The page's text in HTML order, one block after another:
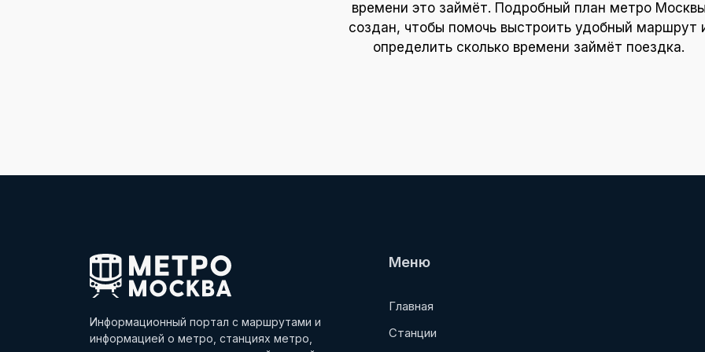
времени это займёт. Подробный план метро
создан, чтобы помочь выстроить удобный маршрут
определить сколько времени займёт поездка.
Информационный портал с маршрутами и
информацией о метро, станциях метро,
Меню
Главная
Станции